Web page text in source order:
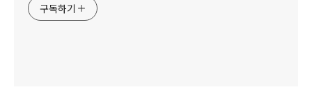
구독하기